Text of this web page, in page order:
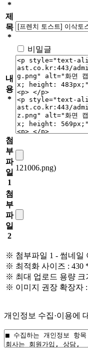
*
제
목
*
내
용
*
비밀글
첨
부
파
일
1
121006.png)
첨
부
파
일
2
※ 첨부파일 1 - 썸네일
※ 최적화 사이즈 : 430
※ 최대 업로드 용량 크
※ 이미지 권장 확장자
개인정보 수집·이용에